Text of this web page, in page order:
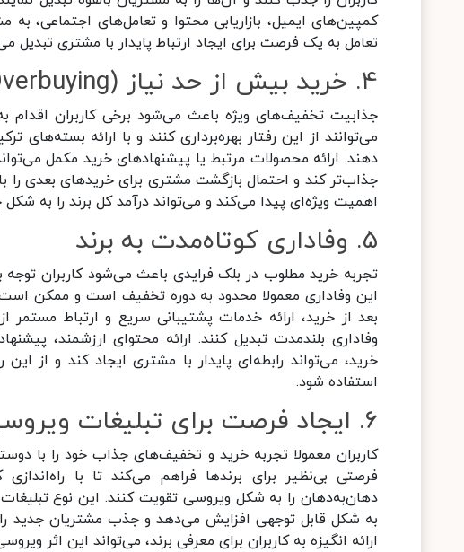
کمپین‌های ایمیل، بازاریابی محتوا و تعامل‌های اجتماعی،
تعامل به یک فرصت برای ایجاد ارتباط پایدار با مشتری تبدیل
۴. خرید بیش از حد نیاز (Overbuying)
جذابیت تخفیف‌های ویژه باعث می‌شود برخی کاربران اقدام
دهند. ارائه محصولات مرتبط یا پیشنهادهای خرید مکمل
اهمیت ویژه‌ای پیدا می‌کند و می‌تواند درآمد کل برند را به
۵. وفاداری کوتاه‌مدت به برند
تجربه خرید مطلوب در بلک فرایدی باعث می‌شود کاربران توجه
این وفاداری معمولا محدود به دوره تخفیف است و ممکن است
بعد از خرید، ارائه خدمات پشتیبانی سریع و ارتباط
وفاداری بلندمدت تبدیل کنند. ارائه محتوای ارزشمند،
خرید، می‌تواند رابطه‌ای پایدار با مشتری ایجاد کند و از
استفاده شود.
۶. ایجاد فرصت برای تبلیغات ویروسی و بازاریابی دهان‌به‌دهان
کاربران معمولا تجربه خرید و تخفیف‌های جذاب خود را با
فرصتی بی‌نظیر برای برندها فراهم می‌کند تا با
به شکل قابل توجهی افزایش می‌دهد و جذب مشتریان جدید
ارائه انگیزه به کاربران برای معرفی برند، می‌تواند این اثر